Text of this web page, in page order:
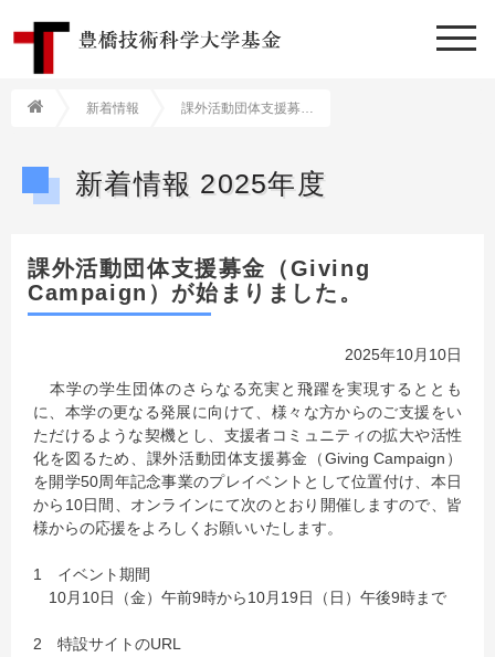
新着情報 課外活動団体支援募金（Giving Campaign）が始まりました。
新着情報 2025年度
課外活動団体支援募金（Giving
Campaign）が始まりました。
2025年10月10日
本学の学生団体のさらなる充実と飛躍を実現するととも
に、本学の更なる発展に向けて、様々な方からのご支援をい
ただけるような契機とし、支援者コミュニティの拡大や活性
化を図るため、課外活動団体支援募金（Giving Campaign）
を開学50周年記念事業のプレイベントとして位置付け、本日
から10日間、オンラインにて次のとおり開催しますので、皆
様からの応援をよろしくお願いいたします。
1 イベント期間
10月10日（金）午前9時から10月19日（日）午後9時まで
2 特設サイトのURL